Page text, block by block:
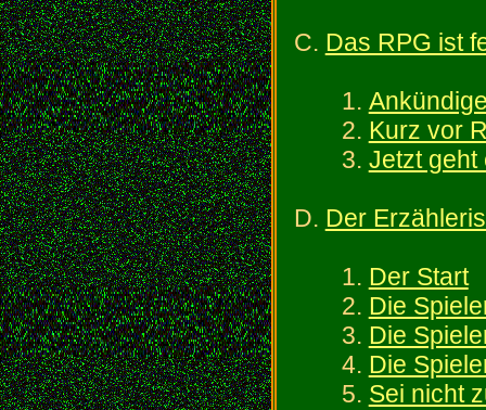
Das RPG ist
Kurz vor
Jetzt geht
Der
Der Start
Die
Die
Die
Sei nicht